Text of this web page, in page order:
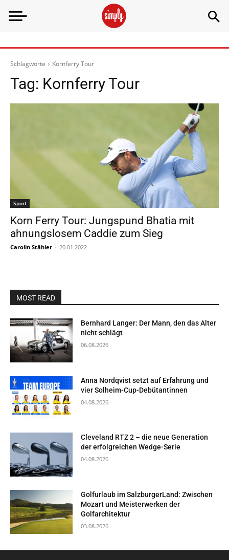
Schlagworte Kornferry Tour
Tag: Kornferry Tour
Sport
Korn Ferry Tour: Jungspund Bhatia mit
ahnungslosem Caddie zum Sieg
Carolin Stähler - 20.01.2022
MOST READ
Bernhard Langer: Der Mann, den das Alter
nicht schlägt
06.08.2026
Anna Nordqvist setzt auf Erfahrung und
vier Solheim-Cup-Debütantinnen
04.08.2026
Cleveland RTZ 2 – die neue Generation
der erfolgreichen Wedge-Serie
04.08.2026
Golfurlaub im SalzburgerLand: Zwischen
Mozart und Meisterwerken der
Golfarchitektur
03.08.2026